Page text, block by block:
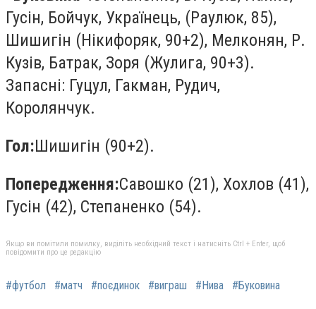
Гусін, Бойчук, Українець, (Раулюк, 85),
Шишигін (Нікифоряк, 90+2), Мелконян, Р.
Кузів, Батрак, Зоря (Жулига, 90+3).
Запасні: Гуцул, Гакман, Рудич,
Королянчук.
Гол:Шишигін (90+2).
Попередження:Савошко (21), Хохлов (41),
Гусін (42), Степаненко (54).
Якщо ви помітили помилку, виділіть необхідний текст і натисніть Ctrl + Enter, щоб
повідомити про це редакцію
#футбол #матч #поєдинок #виграш #Нива #Буковина